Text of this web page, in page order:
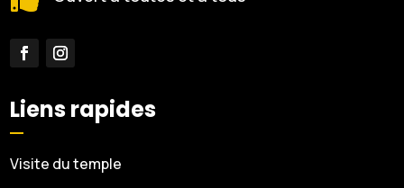
Liens rapides
Visite du temple